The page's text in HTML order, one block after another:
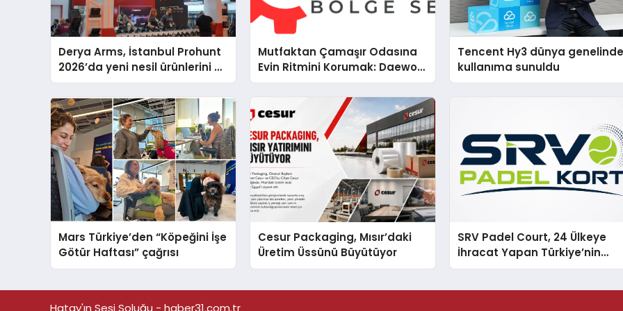
Derya Arms, İstanbul Prohunt
2026’da yeni nesil ürünlerini ve
global marka vizyonunu
sergiledi
Mutfaktan Çamaşır Odasına
Evin Ritmini Korumak: Daewoo
Cihazlarında Dürüst Teknik
Destek Deneyimi
Tencent Hy3 dünya
kullanıma sunuldu
Mars Türkiye’den “Köpeğini İşe
Götür Haftası” çağrısı
Cesur Packaging, Mısır’daki
Üretim Üssünü Büyütüyor
SRV Padel Court, 24 Ülkeye
İhracat Yapan Türkiye’nin
Padel Kortu Üretim Gücü
Hatay'ın Sesi Soluğu - haber31.com.tr